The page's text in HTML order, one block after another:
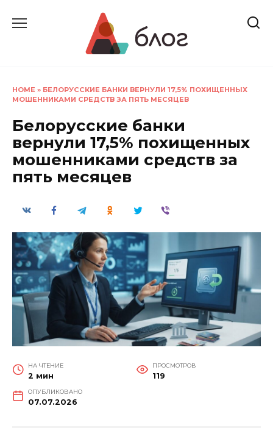
HOME » БЕЛОРУССКИЕ БАНКИ ВЕРНУЛИ 17,5% ПОХИЩЕННЫХ
МОШЕННИКАМИ СРЕДСТВ ЗА ПЯТЬ МЕСЯЦЕВ
Белорусские банки
вернули 17,5% похищенных
мошенниками средств за
пять месяцев
НА ЧТЕНИЕ
2 мин
ПРОСМОТРОВ
119
ОПУБЛИКОВАНО
07.07.2026